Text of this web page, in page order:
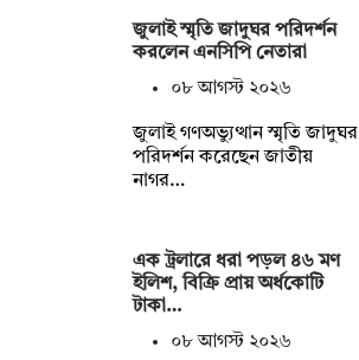
জুলাই স্মৃতি জাদুঘর পরিদর্শন
করলেন এনসিপি নেতারা
০৮ আগস্ট ২০২৬
জুলাই গণঅভ্যুত্থান স্মৃতি জাদুঘর
পরিদর্শন করেছেন জাতীয়
নাগর…
এক ট্রলারে ধরা পড়ল ৪৬ মণ
ইলিশ, বিক্রি প্রায় অর্ধকোটি
টাকা…
০৮ আগস্ট ২০২৬